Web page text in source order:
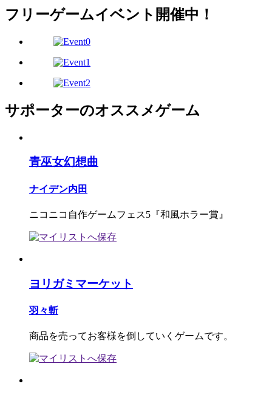
フリーゲームイベント開催中！
サポーターのオススメゲーム
青巫女幻想曲
ナイデン内田
ニコニコ自作ゲームフェス5『和風ホラー賞』
ヨリガミマーケット
羽々斬
商品を売ってお客様を倒していくゲームです。